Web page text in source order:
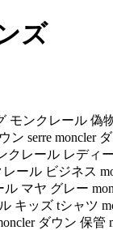
ズ
ンクレール 偽
serre moncler
クレール レディ
ール ビジネス
マヤ グレー
キッズ tシャツ
ダウン 保管